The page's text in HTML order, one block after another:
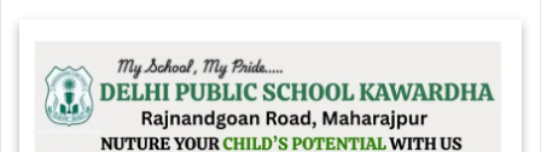
e
b
s
A
gr
a
e